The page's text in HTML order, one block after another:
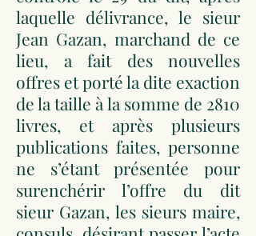
laquelle délivrance, le sieur
Jean Gazan, marchand de ce
lieu, a fait des nouvelles
offres et porté la dite exaction
de la taille à la somme de 2810
livres, et après plusieurs
publications faites, personne
ne s’étant présentée pour
surenchérir l’offre du dit
sieur Gazan, les sieurs maire,